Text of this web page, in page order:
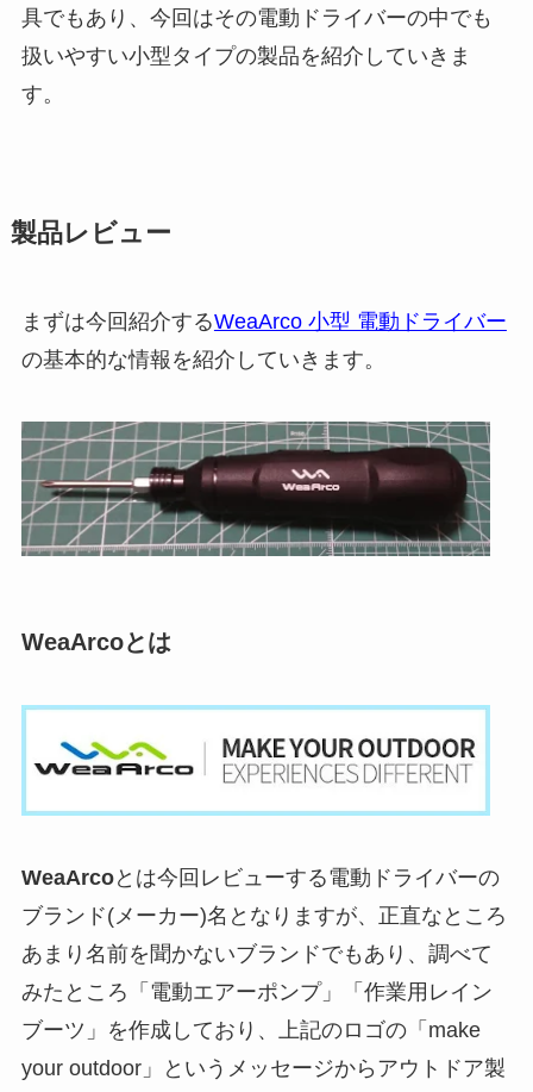
具でもあり、今回はその電動ドライバーの中でも
扱いやすい小型タイプの製品を紹介していきま
す。
製品レビュー
まずは今回紹介するWeaArco 小型 電動ドライバー
の基本的な情報を紹介していきます。
WeaArcoとは
WeaArcoとは今回レビューする電動ドライバーの
ブランド(メーカー)名となりますが、正直なところ
あまり名前を聞かないブランドでもあり、調べて
みたところ「電動エアーポンプ」「作業用レイン
ブーツ」を作成しており、上記のロゴの「make
your outdoor」というメッセージからアウトドア製